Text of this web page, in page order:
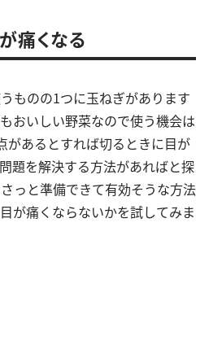
痛くなる
ものの1つに玉ねぎがあります
おいしい野菜なので使う機会は
があるとすれば切るときに目が
題を解決する方法があればと探
っと準備できて有効そうな方法
が痛くならないかを試してみま